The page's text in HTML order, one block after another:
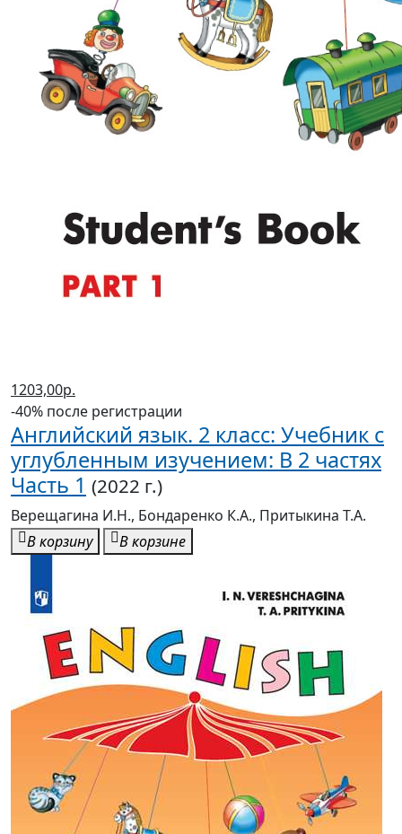
1203,00р.
-40% после регистрации
Английский язык. 2 класс: Учебник с
углубленным изучением: В 2 частях
Часть 1 (2022 г.)
Верещагина И.Н., Бондаренко К.А., Притыкина Т.А.
В корзину
В корзине